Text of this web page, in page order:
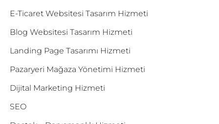
E-Ticaret Websitesi Tasarım Hizmeti
Blog Websitesi Tasarım Hizmeti
Landing Page Tasarımı Hizmeti
Pazaryeri Mağaza Yönetimi Hizmeti
Dijital Marketing Hizmeti
SEO